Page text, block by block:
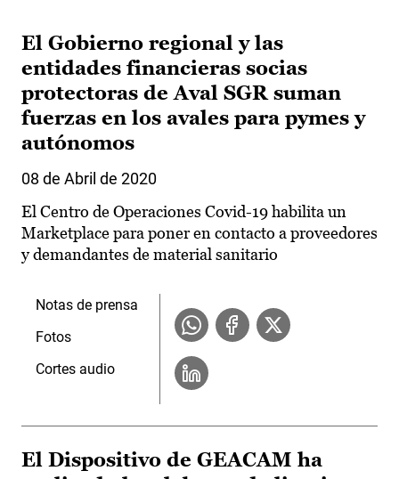
El Gobierno regional y las
entidades financieras socias
protectoras de Aval SGR suman
fuerzas en los avales para pymes y
autónomos
08 de Abril de 2020
El Centro de Operaciones Covid-19 habilita un
Marketplace para poner en contacto a proveedores
y demandantes de material sanitario
Notas de prensa
Fotos
Cortes audio
El Dispositivo de GEACAM ha